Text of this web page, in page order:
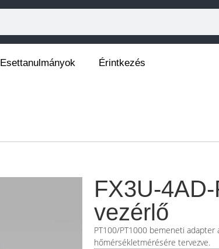
Esettanulmányok Érintkezés
FX3U-
vezérlő
PT100/PT1000 bemeneti adapter
hőmérsékletmérésére tervezve.